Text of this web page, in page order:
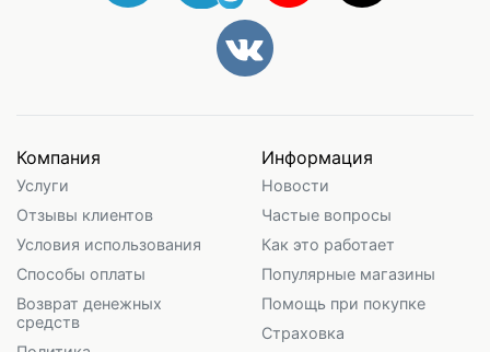
Компания
Услуги
Отзывы клиентов
Условия использования
Способы оплаты
Возврат денежных
средств
Информация
Новости
Частые вопросы
Как это работает
Популярные магазины
Помощь при покупке
Страховка